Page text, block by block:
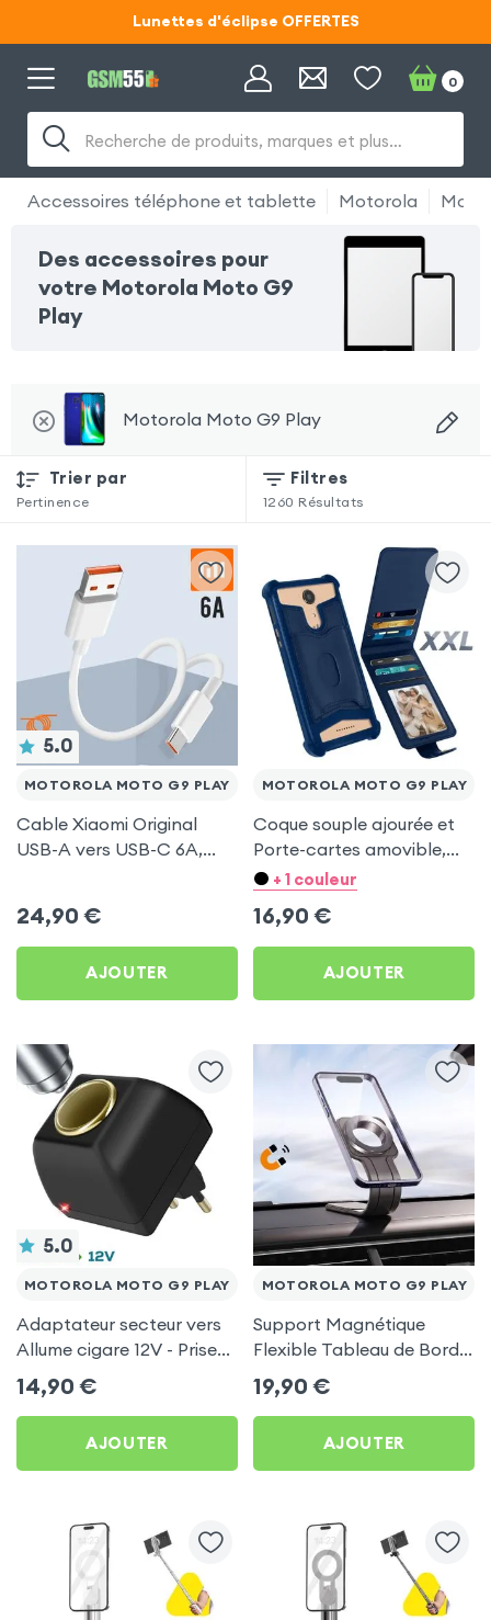
Lunettes d'éclipse OFFERTES
Code ECLIPSE55
Code ECLIPSE55
Recherche de produits, marques et plus…
0
Accessoires téléphone et tablette Motorola
Des accessoires pour
votre Motorola Moto G9
Play
Motorola Moto G9 Play
Trier par
Pertinence
Filtres
1260 Résultats
5.0
MOTOROLA MOTO G9 PLAY
Cable Xiaomi Original
USB-A vers USB-C 6A,
pour Motorola Moto G9
Play
24,90 €
AJOUTER
MOTOROLA MOTO G9 PLAY
Coque souple ajourée et
Porte-cartes amovible,
avec languette
Motorola Moto G9 Play
+ 1 couleur
16,90 €
AJOUTER
5.0
MOTOROLA MOTO G9 PLAY
Adaptateur secteur vers
Allume cigare 12V - Prise
220V Noir
14,90 €
AJOUTER
MOTOROLA MOTO G9 PLAY
Support Magnétique
Flexible Tableau de Bord
et Écran central pour
Motorola Moto G9 Play
19,90 €
AJOUTER